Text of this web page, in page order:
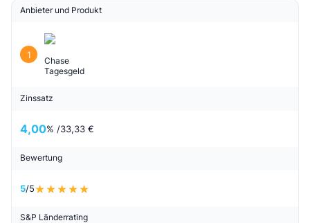
Anbieter und Produkt
1
Chase
Tagesgeld
Zinssatz
4,00% /33,33 €
Bewertung
5/5
S&P Länderrating